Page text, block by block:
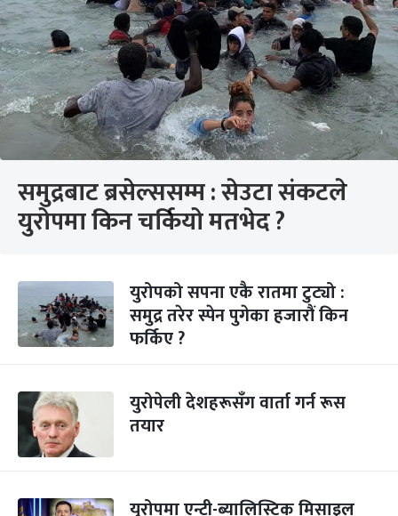
समुद्रबाट ब्रसेल्ससम्म : सेउटा संकटले
युरोपमा किन चर्कियो मतभेद ?
युरोपको सपना एकै रातमा टुट्यो :
समुद्र तरेर स्पेन पुगेका हजारौं किन
फर्किए ?
युरोपेली देशहरूसँग वार्ता गर्न रूस
तयार
युरोपमा एन्टी-ब्यालिस्टिक मिसाइल